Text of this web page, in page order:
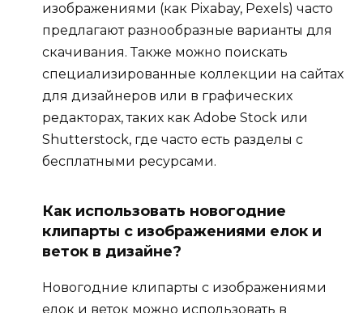
изображениями (как Pixabay, Pexels) часто
предлагают разнообразные варианты для
скачивания. Также можно поискать
специализированные коллекции на сайтах
для дизайнеров или в графических
редакторах, таких как Adobe Stock или
Shutterstock, где часто есть разделы с
бесплатными ресурсами.
Как использовать новогодние
клипарты с изображениями елок и
веток в дизайне?
Новогодние клипарты с изображениями
елок и веток можно использовать в